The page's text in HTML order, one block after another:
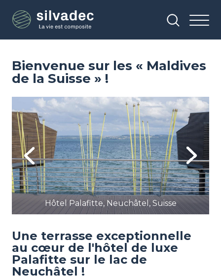
contenu
Bienvenue sur les « Maldives
de la Suisse » !
Previous
Image
Hôtel Palafitte, Neuchâtel, Suisse
Next
Une terrasse exceptionnelle
au cœur de l'hôtel de luxe
Palafitte sur le lac de
Neuchâtel !